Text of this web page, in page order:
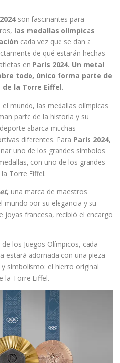
son fascinantes para
las medallas olímpicas
cada vez que se dan a
de qué estarán hechas
en París 2024. Un metal
todo, único forma parte de
la Torre Eiffel.
mundo, las medallas olímpicas
parte de la historia y su
abarca muchas
diferentes. Para París 2024,
uno de los grandes símbolos
con uno de los grandes
Torre Eiffel.
, una marca de maestros
mundo por su elegancia y su
joyas francesa, recibió el encargo
los Juegos Olímpicos, cada
estará adornada con una pieza
simbolismo: el hierro original
la Torre Eiffel.